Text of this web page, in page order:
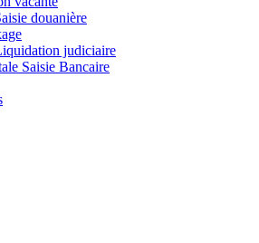
douanière
judiciaire
Saisie Bancaire